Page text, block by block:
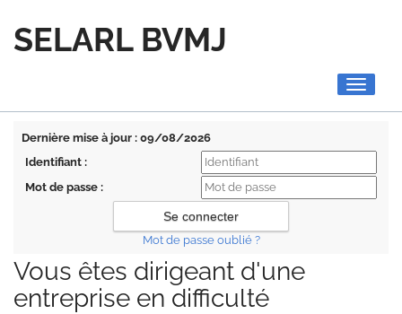
SELARL BVMJ
Toggle
Dernière mise à jour : 09/08/2026
Identifiant :
Mot de passe :
Mot de passe oublié ?
Vous êtes dirigeant d'une
entreprise en difficulté